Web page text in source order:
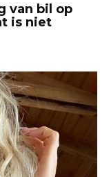
van bil op
is niet